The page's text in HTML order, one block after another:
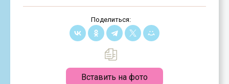
Поделиться:
Вставить на фото